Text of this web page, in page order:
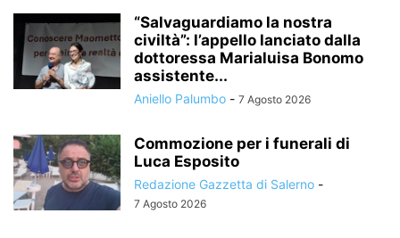
“Salvaguardiamo la nostra
civiltà”: l’appello lanciato dalla
dottoressa Marialuisa Bonomo
assistente...
Aniello Palumbo - 7 Agosto 2026
Commozione per i funerali di
Luca Esposito
Redazione Gazzetta di Salerno -
7 Agosto 2026